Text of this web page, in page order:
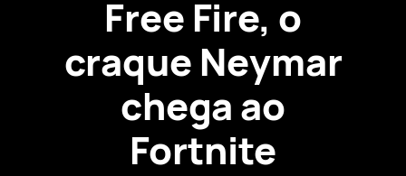
Free Fire, o
craque Neymar
chega ao
Fortnite